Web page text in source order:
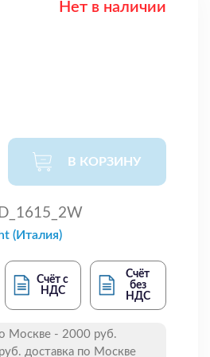
Нет в наличии
В КОРЗИНУ
(Италия)
Счёт с
НДС
Счёт
без
НДС
Москве - 2000 руб.
доставка по Москве